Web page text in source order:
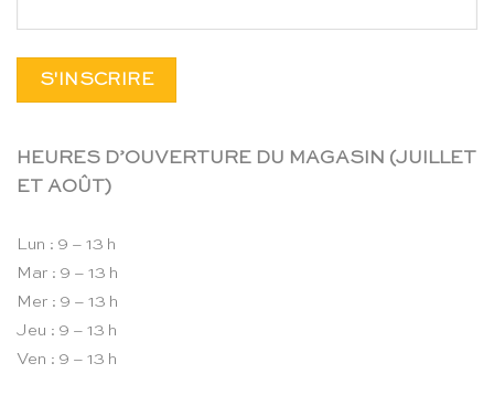
HEURES D’OUVERTURE DU MAGASIN (JUILLET
ET AOÛT)
Lun : 9 – 13 h
Mar : 9 – 13 h
Mer : 9 – 13 h
Jeu : 9 – 13 h
Ven : 9 – 13 h